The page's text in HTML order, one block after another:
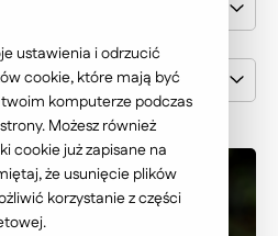
ustawienia i odrzucić
cookie, które mają być
komputerze podczas
Możesz również
cookie już zapisane na
że usunięcie plików
korzystanie z części